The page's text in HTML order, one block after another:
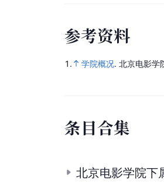
参考资料
1. 学院概况. 北京电影学
条目合集
北京电影学院下